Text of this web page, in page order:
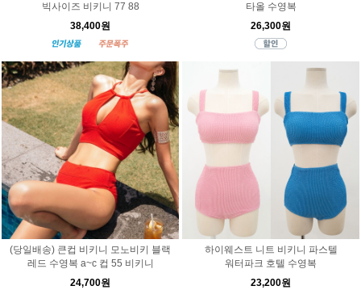
빅사이즈 비키니 77 88
38,400원
타올 수영복
26,300원
(당일배송) 큰컵 비키니 모노비키 블랙
레드 수영복 a~c 컵 55 비키니
24,700원
하이웨스트 니트 비키니 파스텔
워터파크 호텔 수영복
23,200원